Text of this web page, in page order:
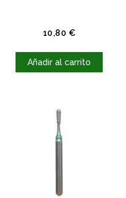
10,80 €Precio
Añadir al carrito